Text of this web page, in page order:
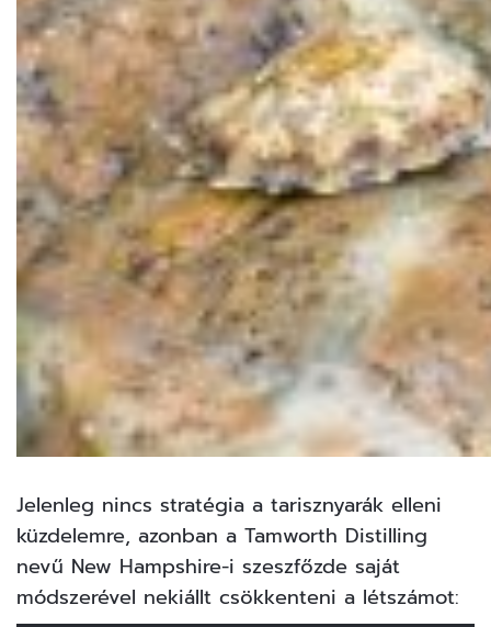
Jelenleg nincs stratégia a tarisznyarák elleni
küzdelemre, azonban a Tamworth Distilling
nevű New Hampshire-i szeszfőzde saját
módszerével nekiállt csökkenteni a létszámot: